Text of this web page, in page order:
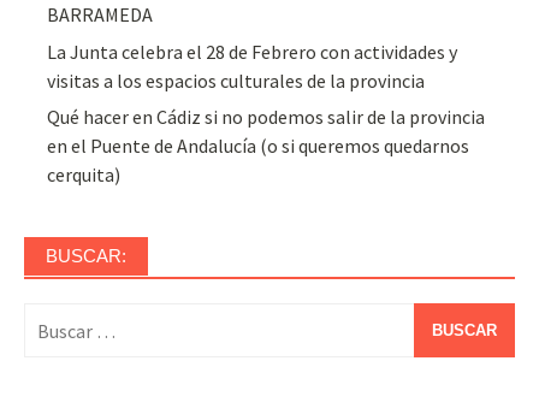
BARRAMEDA
La Junta celebra el 28 de Febrero con actividades y
visitas a los espacios culturales de la provincia
Qué hacer en Cádiz si no podemos salir de la provincia
en el Puente de Andalucía (o si queremos quedarnos
cerquita)
BUSCAR: